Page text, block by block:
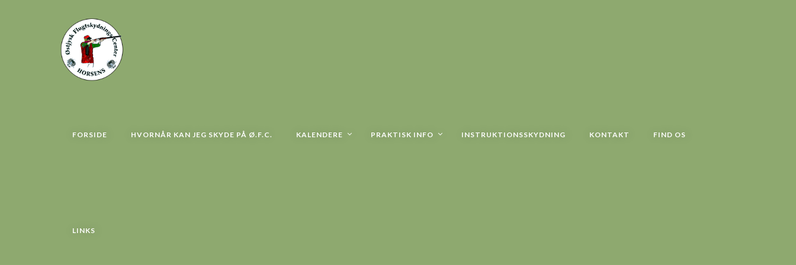
FORSIDE HVORNÅR KAN JEG SKYDE PÅ Ø.F.C. KALENDERE PRAKTISK INFO INSTRUKTIONSSKYDNING KONTAKT FIND OS
LINKS